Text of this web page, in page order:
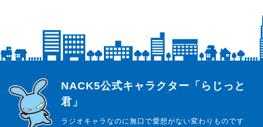
らじっと君
NACK5公式キャラクター「らじっと
君」
ラジオキャラなのに無口で愛想がない変わりものです